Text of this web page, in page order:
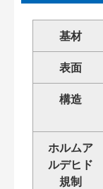
基材
表面
構造
ホルムア
ルデヒド
規制